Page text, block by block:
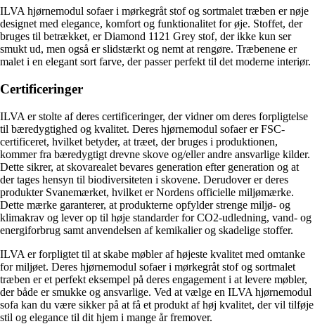
ILVA hjørnemodul sofaer i mørkegråt stof og sortmalet træben er nøje
designet med elegance, komfort og funktionalitet for øje. Stoffet, der
bruges til betrækket, er Diamond 1121 Grey stof, der ikke kun ser
smukt ud, men også er slidstærkt og nemt at rengøre. Træbenene er
malet i en elegant sort farve, der passer perfekt til det moderne interiør.
Certificeringer
ILVA er stolte af deres certificeringer, der vidner om deres forpligtelse
til bæredygtighed og kvalitet. Deres hjørnemodul sofaer er FSC-
certificeret, hvilket betyder, at træet, der bruges i produktionen,
kommer fra bæredygtigt drevne skove og/eller andre ansvarlige kilder.
Dette sikrer, at skovarealet bevares generation efter generation og at
der tages hensyn til biodiversiteten i skovene. Derudover er deres
produkter Svanemærket, hvilket er Nordens officielle miljømærke.
Dette mærke garanterer, at produkterne opfylder strenge miljø- og
klimakrav og lever op til høje standarder for CO2-udledning, vand- og
energiforbrug samt anvendelsen af kemikalier og skadelige stoffer.
ILVA er forpligtet til at skabe møbler af højeste kvalitet med omtanke
for miljøet. Deres hjørnemodul sofaer i mørkegråt stof og sortmalet
træben er et perfekt eksempel på deres engagement i at levere møbler,
der både er smukke og ansvarlige. Ved at vælge en ILVA hjørnemodul
sofa kan du være sikker på at få et produkt af høj kvalitet, der vil tilføje
stil og elegance til dit hjem i mange år fremover.